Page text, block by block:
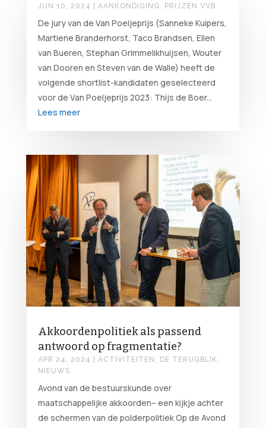
JUN 10, 2024 AANKONDIGING PRIJZEN VVB
De jury van de Van Poeljeprijs (Sanneke Kuipers,
Martiene Branderhorst, Taco Brandsen, Ellen
van Bueren, Stephan Grimmelikhuijsen, Wouter
van Dooren en Steven van de Walle) heeft de
volgende shortlist-kandidaten geselecteerd
voor de Van Poeljeprijs 2023: Thijs de Boer...
Lees meer
Akkoordenpolitiek als passend
antwoord op fragmentatie?
APR 24, 2024 ACTIVITEITEN , DE TERUGBLIK,
NIEUWS
Avond van de bestuurskunde over
maatschappelijke akkoorden– een kijkje achter
de schermen van de polderpolitiek Op de Avond